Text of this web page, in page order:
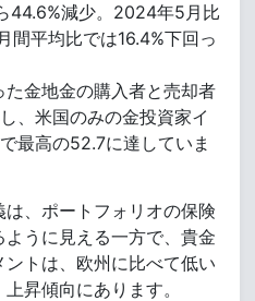
44.6%減少。2024年5月比
間平均比では16.4%下回っ
金地金の購入者と売却者
、米国のみの金投資家イ
最高の52.7に達していま
、ポートフォリオの保険
うに見える一方で、貴金
トは、欧州に比べて低い
昇傾向にあります。